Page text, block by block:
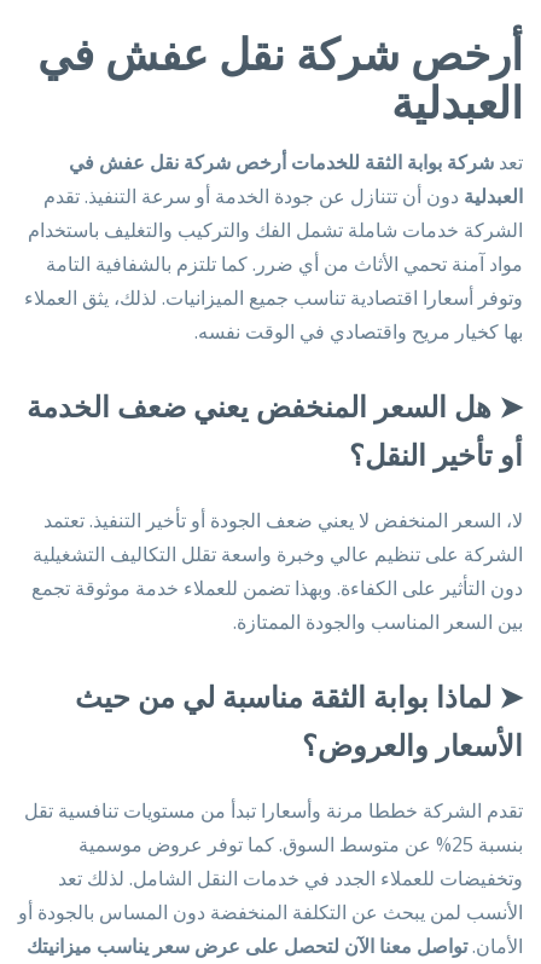
أرخص شركة نقل عفش في
العبدلية
تعد شركة بوابة الثقة للخدمات أرخص شركة نقل عفش في
العبدلية دون أن تتنازل عن جودة الخدمة أو سرعة التنفيذ. تقدم
الشركة خدمات شاملة تشمل الفك والتركيب والتغليف باستخدام
مواد آمنة تحمي الأثاث من أي ضرر. كما تلتزم بالشفافية التامة
وتوفر أسعارا اقتصادية تناسب جميع الميزانيات. لذلك، يثق العملاء
بها كخيار مريح واقتصادي في الوقت نفسه.
➤ هل السعر المنخفض يعني ضعف الخدمة
أو تأخير النقل؟
لا، السعر المنخفض لا يعني ضعف الجودة أو تأخير التنفيذ. تعتمد
الشركة على تنظيم عالي وخبرة واسعة تقلل التكاليف التشغيلية
دون التأثير على الكفاءة. وبهذا تضمن للعملاء خدمة موثوقة تجمع
بين السعر المناسب والجودة الممتازة.
➤ لماذا بوابة الثقة مناسبة لي من حيث
الأسعار والعروض؟
تقدم الشركة خططا مرنة وأسعارا تبدأ من مستويات تنافسية تقل
بنسبة 25% عن متوسط السوق. كما توفر عروض موسمية
وتخفيضات للعملاء الجدد في خدمات النقل الشامل. لذلك تعد
الأنسب لمن يبحث عن التكلفة المنخفضة دون المساس بالجودة أو
الأمان.تواصل معنا الآن لتحصل على عرض سعر يناسب ميزانيتك